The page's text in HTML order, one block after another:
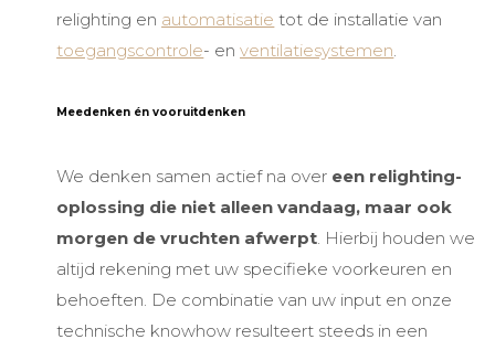
relighting en automatisatie tot de installatie van
toegangscontrole- enventilatiesystemen.
Meedenken én vooruitdenken
We denken samen actief na over een relighting-
oplossing die niet alleen vandaag, maar ook
morgen de vruchten afwerpt. Hierbij houden we
altijd rekening met uw specifieke voorkeuren en
behoeften. De combinatie van uw input en onze
technische knowhow resulteert steeds in een